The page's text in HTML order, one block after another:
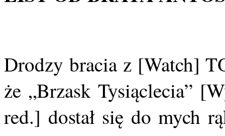
Drodzy bracia z [Watch]
że „Brzask Tysiąclecia”
red.] dostał się do mych